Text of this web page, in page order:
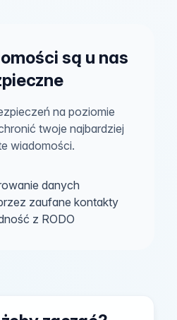
są u nas
na poziomie
twoje najbardziej
wiadomości.
danych
zaufane kontakty
z RODO